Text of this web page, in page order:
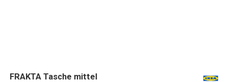
FRAKTA Tasche mittel